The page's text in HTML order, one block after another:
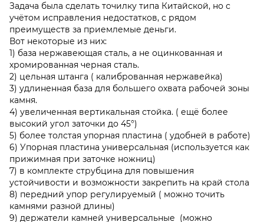
Задача была сделать точилку типа Китайской, но с
учётом исправления недостатков, с рядом
преимуществ за приемлемые деньги.
Вот некоторые из них:
1) база нержавеющая сталь, а не оцинкованная и
хромированная черная сталь.
2) цельная штанга ( калиброванная нержавейка)
3) удлиненная база для большего охвата рабочей зоны
камня.
4) увеличенная вертикальная стойка. ( ещё более
высокий угол заточки до 45°)
5) более толстая упорная пластина ( удобней в работе)
6) Упорная пластина универсальная (используется как
прижимная при заточке ножниц)
7) в комплекте струбцина для повышения
устойчивости и возможности закрепить на край стола
8) передний упор регулируемый ( можно точить
камнями разной длины)
9) держатели камней универсальные (можно